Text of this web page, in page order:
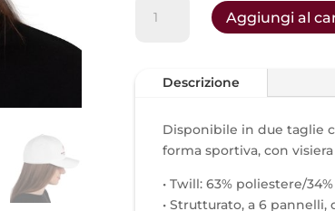
Radio
Sapienza
quantità
Aggiungi al
Descrizione
Disponibile in due taglie
forma sportiva, con visiera
• Twill: 63% poliestere/
• Strutturato, a 6